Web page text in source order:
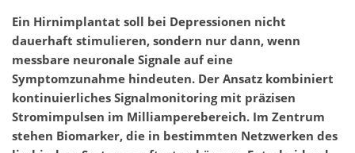
Ein Hirnimplantat soll bei Depressionen nicht
dauerhaft stimulieren, sondern nur dann, wenn
messbare neuronale Signale auf eine
Symptomzunahme hindeuten. Der Ansatz kombiniert
kontinuierliches Signalmonitoring mit präzisen
Stromimpulsen im Milliamperebereich. Im Zentrum
stehen Biomarker, die in bestimmten Netzwerken des